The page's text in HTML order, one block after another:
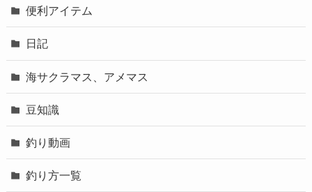
便利アイテム
日記
海サクラマス、アメマス
豆知識
釣り動画
釣り方一覧